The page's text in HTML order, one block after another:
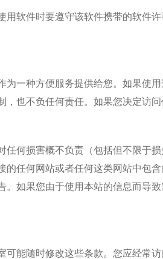
用软件时要遵守该软件携带的软件
为一种方便服务提供给您。如果使用
，也不负任何责任。如果您决定访
任何损害概不负责（包括但不限于
的任何网站或者任何这类网站中包
。如果您由于使用本站的信息而导
可能随时修改这些条款。您应经常